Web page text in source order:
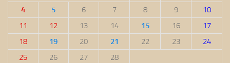
4
5 6 7 8 9
10
11
12 13 14 15 16
17
18
19 20 21 22 23
24
25
26 27
28